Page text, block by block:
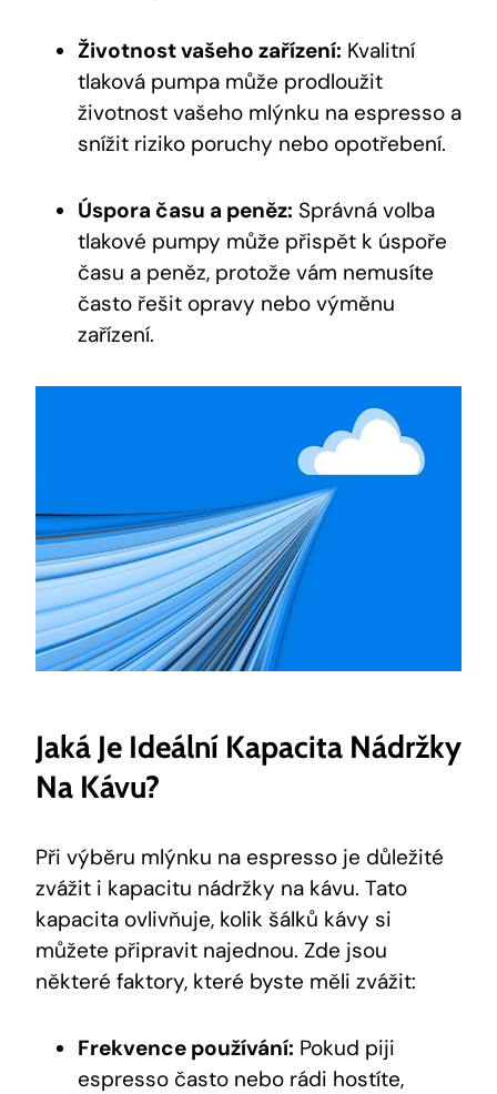
Životnost vašeho zařízení: Kvalitní
tlaková pumpa může prodloužit
životnost vašeho mlýnku na espresso a
snížit riziko poruchy nebo opotřebení.
Úspora času a peněz: Správná volba
tlakové pumpy může přispět k úspoře
času a peněz, protože vám nemusíte
často řešit opravy nebo výměnu
zařízení.
Jaká Je Ideální Kapacita Nádržky
Na Kávu?
Při výběru mlýnku na espresso je důležité
zvážit i kapacitu nádržky na kávu. Tato
kapacita ovlivňuje, kolik šálků kávy si
můžete připravit najednou. Zde jsou
některé faktory, které byste měli zvážit:
Frekvence používání: Pokud piji
espresso často nebo rádi hostíte,